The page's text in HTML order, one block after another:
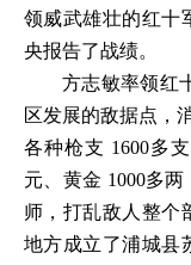
领威武雄壮的红十
央报告了战绩。
方志敏率领红
区发展的敌据点，
各种枪支 1600多
元、黄金 1000多
师，打乱敌人整个
地方成立了浦城县